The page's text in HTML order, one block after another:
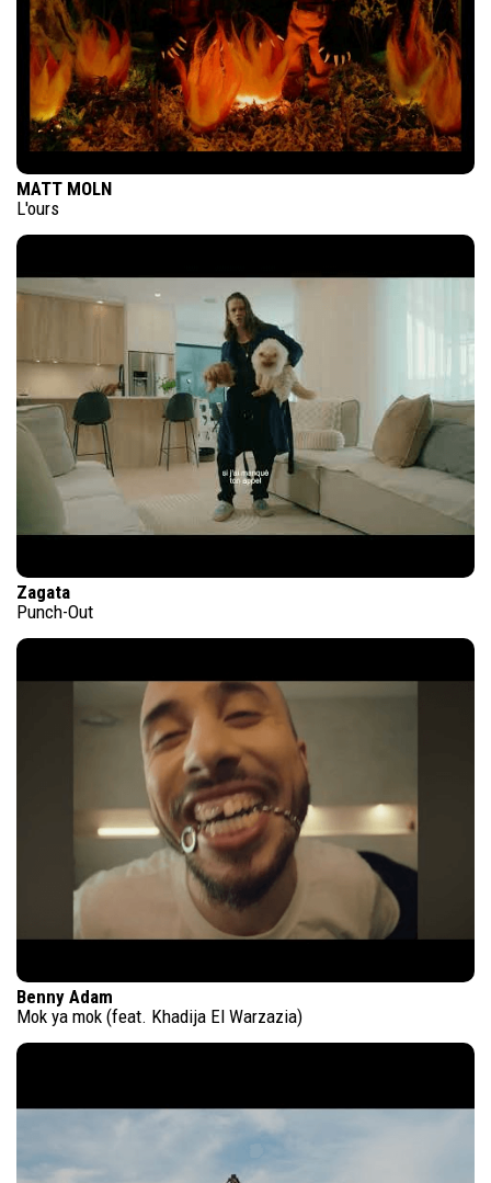
MATT MOLN
L'ours
Zagata
Punch-Out
Benny Adam
Mok ya mok (feat. Khadija El Warzazia)